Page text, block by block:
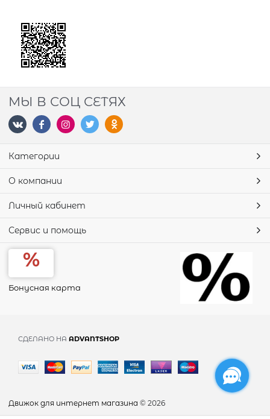
МЫ В СОЦ СЕТЯХ
Категории
О компании
Личный кабинет
Сервис и помощь
Бонусная карта
СДЕЛАНО НА ADVANTSHOP
Движок для интернет магазина © 2026